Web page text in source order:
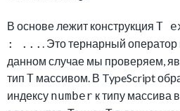
В основе лежит конструкция T
: ... . Это тернарный оператор
данном случае мы проверяем,
тип T массивом. В TypeScript
индексу number к типу массива